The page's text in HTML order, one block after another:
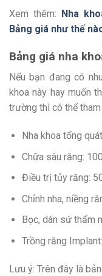
Xem thêm: Nha
Bảng giá như thế
Bảng giá nha
Nếu bạn đang có
khoa này hay muốn
trường thì có thể
Nha khoa tổng
Chữa sâu răng:
Điều trị tủy răng:
Chỉnh nha, niềng
Bọc, dán sứ thẩm
Trồng răng
Lưu ý: Trên đây là